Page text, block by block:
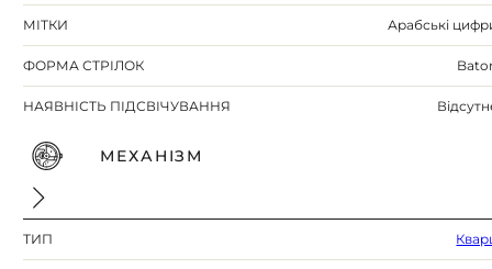
МІТКИ Арабські
ФОРМА СТРІЛОК
НАЯВНІСТЬ ПІДСВІЧУВАННЯ
МЕХАНІЗМ
ТИП